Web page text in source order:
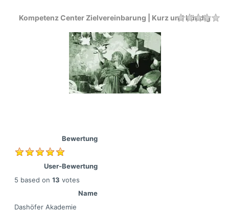
Kompetenz Center Zielvereinbarung | Kurz und bündig
Rating
Bewertung
User-Bewertung
5 based on 13 votes
Name
Dashöfer Akademie